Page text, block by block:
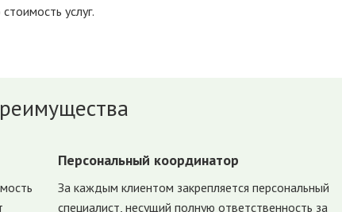
услуг.
Персональный координатор
За каждым клиентом закрепляется персональный
специалист, несущий полную ответственность за